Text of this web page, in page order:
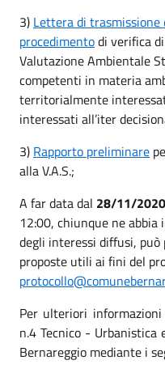
3) Lettera di trasmissione
procedimentodi verifica
Valutazione Ambientale
competenti in materia
territorialmente
interessati all’iter
3) Rapporto preliminare
alla V.A.S.;
A far data dal 28/11/2020
12:00, chiunque ne
degli interessi diffusi,
proposte utili ai fini del
Per ulteriori
n.4 Tecnico - Urbanistica
Bernareggio mediante i